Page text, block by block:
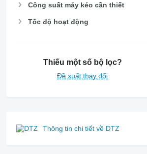
Công suất máy kéo cần thiết
Tốc độ hoạt động
Thiếu một số bộ lọc?
Đề xuất thay đổi
Thông tin chi tiết về DTZ